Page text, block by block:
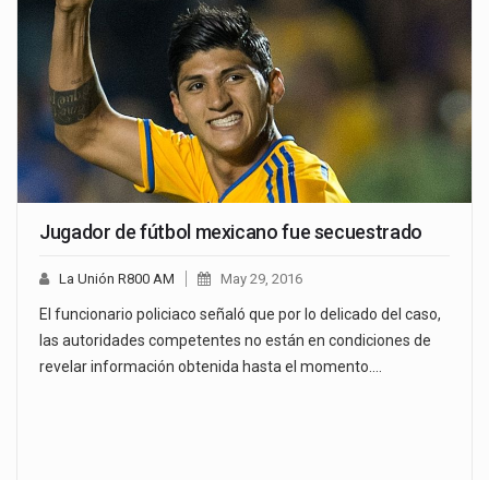
Jugador de fútbol mexicano fue secuestrado
La Unión R800 AM May 29, 2016
El funcionario policiaco señaló que por lo delicado del caso,
las autoridades competentes no están en condiciones de
revelar información obtenida hasta el momento.…